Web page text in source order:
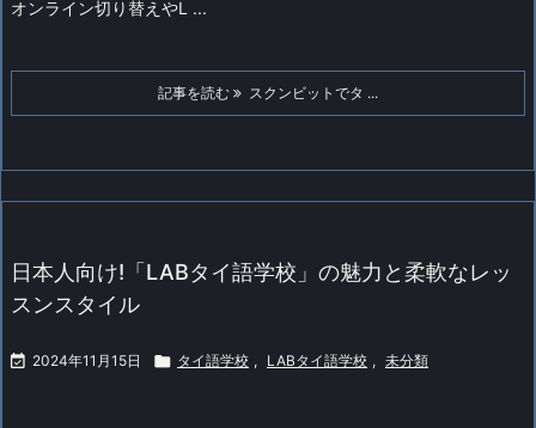
オンライン切り替えやL ...
記事を読む スクンビットでタ ...
日本人向け!「LABタイ語学校」の魅力と柔軟なレッ
スンスタイル
 2024年11月15日  タイ語学校 , LABタイ語学校 , 未分類